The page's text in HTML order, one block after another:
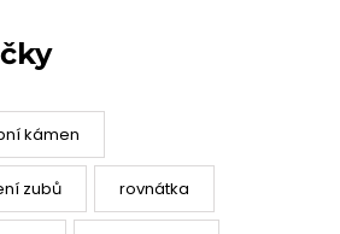
kámen
zubů rovnátka